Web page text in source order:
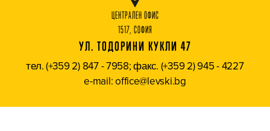
ЦЕНТРАЛЕН ОФИС
1517, СОФИЯ
УЛ. ТОДОРИНИ КУКЛИ 47
тел. (+359 2) 847 - 7958; факс. (+359 2) 945 - 4227
e-mail: office@levski.bg